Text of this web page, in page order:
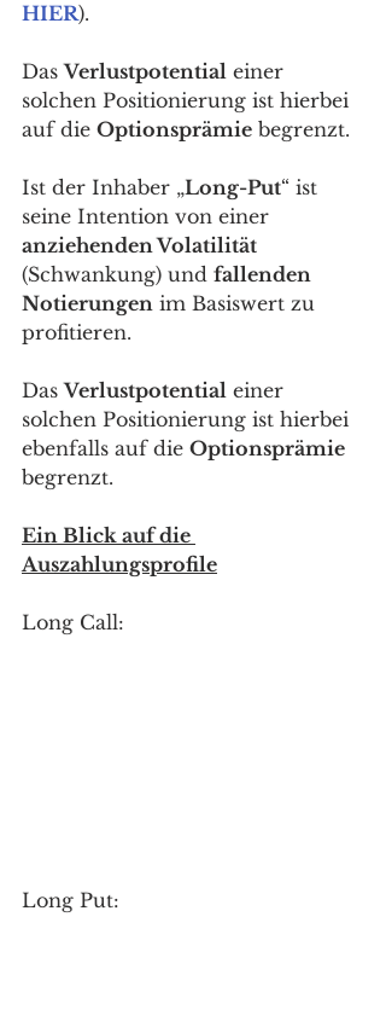
HIER).
Das Verlustpotential einer
solchen Positionierung ist hierbei
auf die Optionsprämie begrenzt.
Ist der Inhaber „Long-Put“ ist
seine Intention von einer
anziehenden Volatilität
(Schwankung) und fallenden
Notierungen im Basiswert zu
profitieren.
Das Verlustpotential einer
solchen Positionierung ist hierbei
ebenfalls auf die Optionsprämie
begrenzt.
Ein Blick auf die
Auszahlungsprofile
Long Call:
Long Put: